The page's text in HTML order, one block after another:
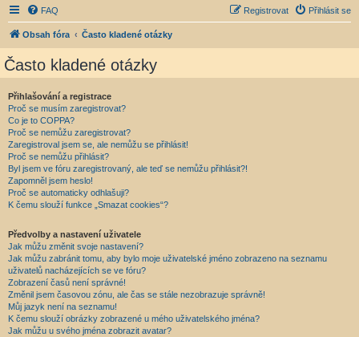
FAQ Přihlásit se
Registrovat
Obsah fóra Často kladené otázky
Často kladené otázky
Přihlašování a registrace
Proč se musím zaregistrovat?
Co je to COPPA?
Proč se nemůžu zaregistrovat?
Zaregistroval jsem se, ale nemůžu se přihlásit!
Proč se nemůžu přihlásit?
Byl jsem ve fóru zaregistrovaný, ale teď se nemůžu přihlásit?!
Zapomněl jsem heslo!
Proč se automaticky odhlašuji?
K čemu slouží funkce „Smazat cookies“?
Předvolby a nastavení uživatele
Jak můžu změnit svoje nastavení?
Jak můžu zabránit tomu, aby bylo moje uživatelské jméno zobrazeno na seznamu
uživatelů nacházejících se ve fóru?
Zobrazení časů není správné!
Změnil jsem časovou zónu, ale čas se stále nezobrazuje správně!
Můj jazyk není na seznamu!
K čemu slouží obrázky zobrazené u mého uživatelského jména?
Jak můžu u svého jména zobrazit avatar?